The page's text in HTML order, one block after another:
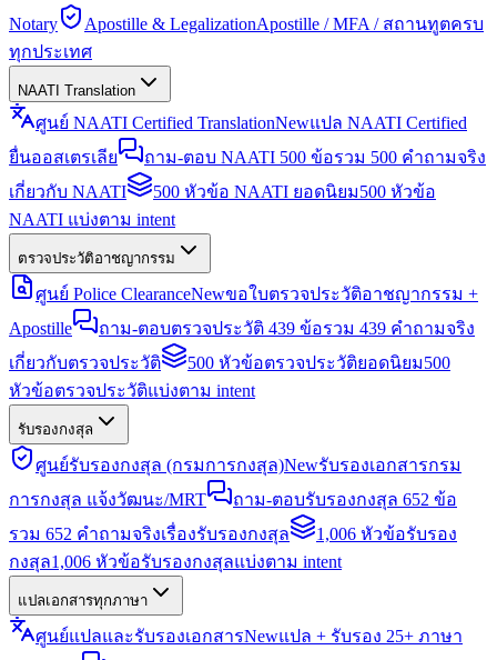
Notary
Apostille & LegalizationApostille / MFA / สถานทูตครบ
ทุกประเทศ
NAATI Translation
ศูนย์ NAATI Certified TranslationNewแปล NAATI Certified
ยื่นออสเตรเลีย
ถาม-ตอบ NAATI 500 ข้อรวม 500 คำถามจริง
เกี่ยวกับ NAATI
500 หัวข้อ NAATI ยอดนิยม500 หัวข้อ
NAATI แบ่งตาม intent
ตรวจประวัติอาชญากรรม
ศูนย์ Police ClearanceNewขอใบตรวจประวัติอาชญากรรม +
Apostille
ถาม-ตอบตรวจประวัติ 439 ข้อรวม 439 คำถามจริง
เกี่ยวกับตรวจประวัติ
500 หัวข้อตรวจประวัติยอดนิยม500
หัวข้อตรวจประวัติแบ่งตาม intent
รับรองกงสุล
ศูนย์รับรองกงสุล (กรมการกงสุล)Newรับรองเอกสารกรม
การกงสุล แจ้งวัฒนะ/MRT
ถาม-ตอบรับรองกงสุล 652 ข้อ
รวม 652 คำถามจริงเรื่องรับรองกงสุล
1,006 หัวข้อรับรอง
กงสุล1,006 หัวข้อรับรองกงสุลแบ่งตาม intent
แปลเอกสารทุกภาษา
ศูนย์แปลและรับรองเอกสารNewแปล + รับรอง 25+ ภาษา